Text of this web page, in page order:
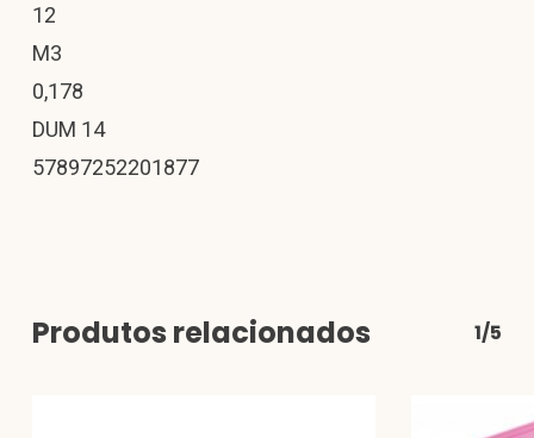
12
M3
0,178
DUM 14
57897252201877
Produtos relacionados 1/5